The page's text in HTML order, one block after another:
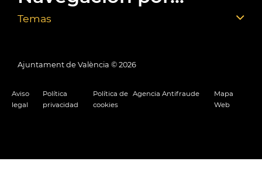
Temas
Ajuntament de València © 2026
Aviso
legal
Política
privacidad
Política de
cookies
Agencia Antifraude
Mapa
Web